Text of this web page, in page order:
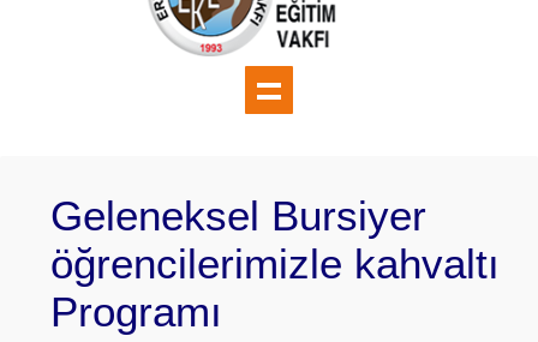
Geleneksel Bursiyer
öğrencilerimizle kahvaltı
Programı